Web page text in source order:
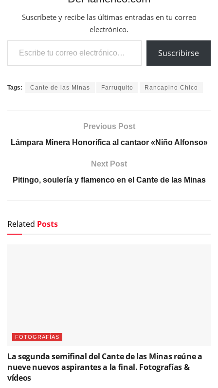
Suscríbete y recibe las últimas entradas en tu correo
electrónico.
Escribe tu correo electrónico…
Suscribirse
Tags: Cante de las Minas Farruquito Rancapino Chico
Previous Post
Lámpara Minera Honorífica al cantaor «Niño Alfonso»
Next Post
Pitingo, soulería y flamenco en el Cante de las Minas
Related Posts
FOTOGRAFÍAS
La segunda semifinal del Cante de las Minas reúne a
nueve nuevos aspirantes a la final. Fotografías &
vídeos